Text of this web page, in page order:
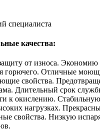
специалиста
качества:
от износа. Экономию
горючего. Отличные
свойства.
Длительный срок
к окислению.
нагрузках.
свойства. Низкую